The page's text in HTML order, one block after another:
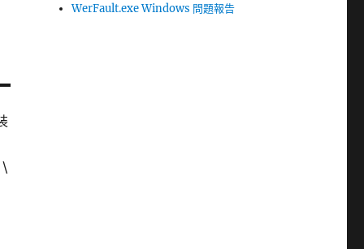
\
WerFault.exe Windows 問題報告